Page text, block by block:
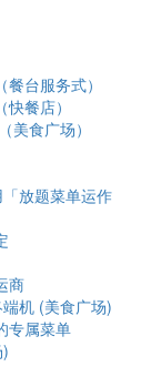
台服务式）
餐店）
美食广场）
放题菜单运作
商
机 (美食广场)
专属菜单